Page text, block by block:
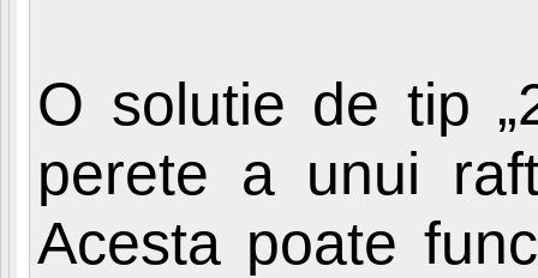
O solutie de tip
perete a unui
Acesta poate